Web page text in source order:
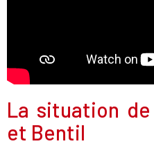
La situation de
et Bentil